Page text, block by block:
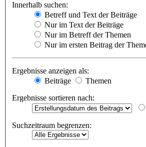
Innerhalb suchen:
Betreff und Text der Beiträge
Nur im Text der Beiträge
Nur im Betreff der Themen
Nur im ersten Beitrag der
Ergebnisse anzeigen als:
Beiträge
Themen
Ergebnisse sortieren nach:
Suchzeitraum begrenzen: